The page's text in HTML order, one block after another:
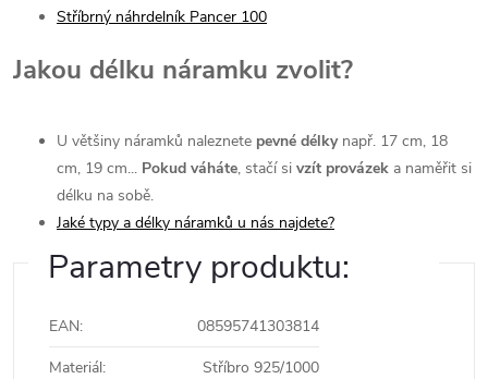
Stříbrný náhrdelník Pancer 100
Jakou délku náramku zvolit?
U většiny náramků naleznete pevné délkynapř. 17 cm, 18
cm, 19 cm... Pokud váháte, stačí si vzít provázek a naměřit si
délku na sobě.
Jaké typy a délky náramků u nás najdete?
Parametry produktu:
EAN:
08595741303814
Materiál:
Stříbro 925/1000